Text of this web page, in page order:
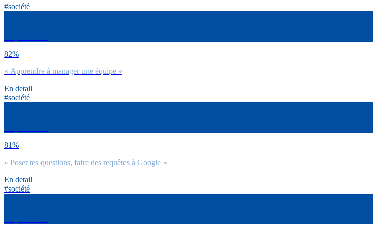
#société
82%
« Apprendre à manager une équipe »
En detail
#société
81%
« Poser tes questions, faire des requêtes à Google »
En detail
#société